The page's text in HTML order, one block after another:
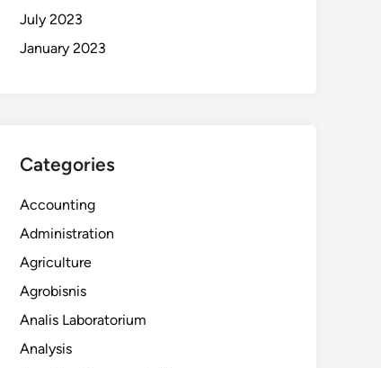
July 2023
January 2023
Categories
Accounting
Administration
Agriculture
Agrobisnis
Analis Laboratorium
Analysis